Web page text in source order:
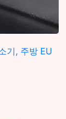
기, 주방 EU